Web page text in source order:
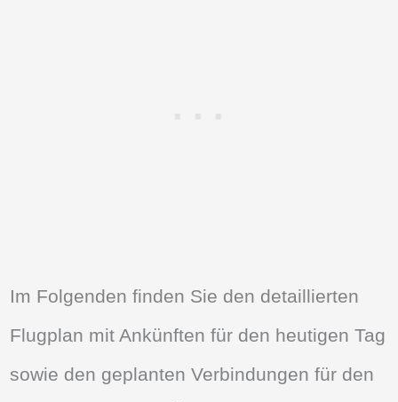
Im Folgenden finden Sie den detaillierten
Flugplan mit Ankünften für den heutigen Tag
sowie den geplanten Verbindungen für den